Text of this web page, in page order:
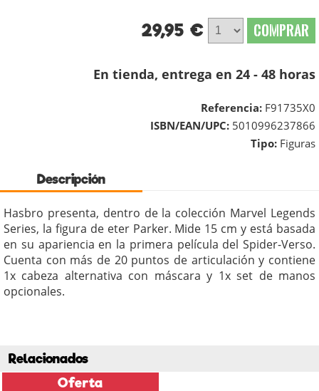
29,95 € COMPRAR
En tienda, entrega en 24 - 48 horas
Referencia: F91735X0
ISBN/EAN/UPC: 5010996237866
Tipo: Figuras
Descripción
Hasbro presenta, dentro de la colección Marvel Legends
Series, la figura de eter Parker. Mide 15 cm y está basada
en su apariencia en la primera película del Spider-Verso.
Cuenta con más de 20 puntos de articulación y contiene
1x cabeza alternativa con máscara y 1x set de manos
opcionales.
Relacionados
Oferta